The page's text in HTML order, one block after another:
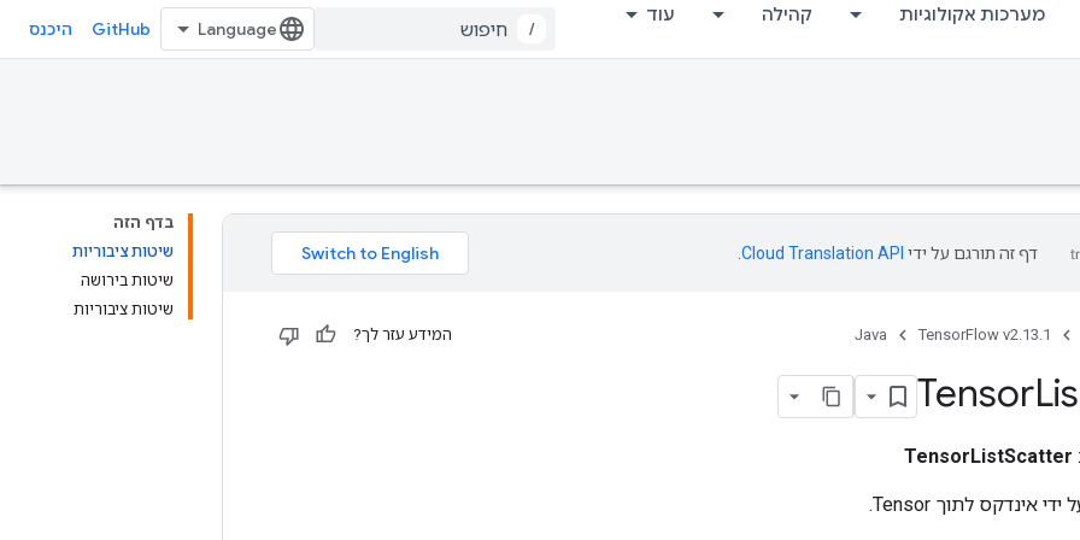
מערכות אקולוגיות קהילה עוד
/
GitHub היכנס
בדף הזה
שיטות ציבוריות
שיטות בירושה
שיטות ציבוריות
דף זה תורגם על ידי Cloud Translation API
TensorFlow v2.13.1
Java המידע עזר לך?
Tensor
TensorListScatter